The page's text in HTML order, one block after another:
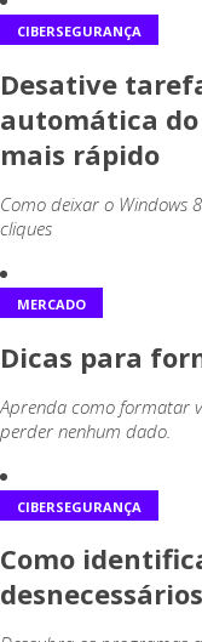
CIBERSEGURANÇA
Desative
automática do
mais rápido
Como deixar o Windows
cliques
MERCADO
Dicas para
Aprenda como formatar
perder nenhum dado.
CIBERSEGURANÇA
Como